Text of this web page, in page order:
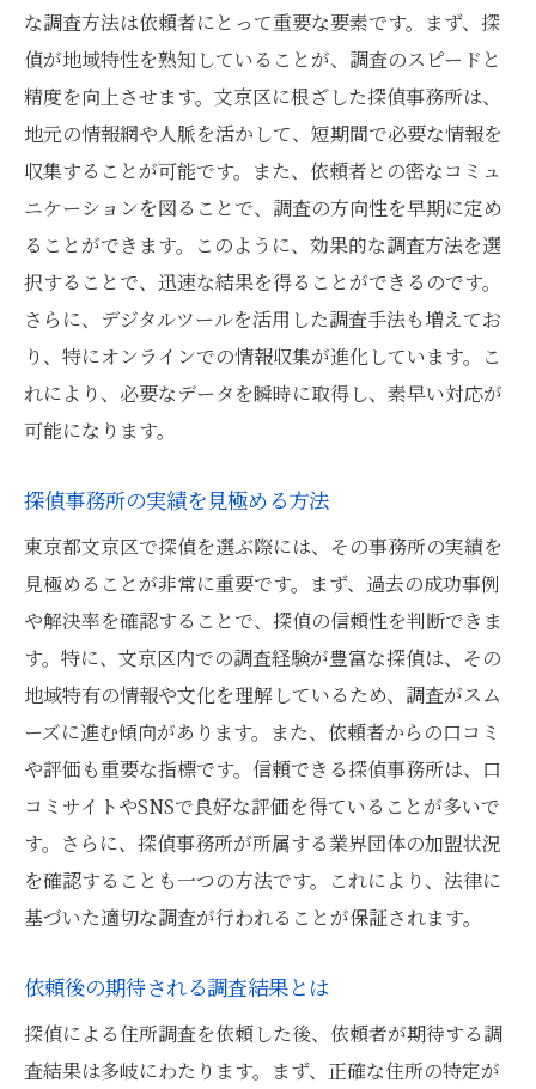
な調査方法は依頼者にとって重要な要素です。まず、探
偵が地域特性を熟知していることが、調査のスピードと
精度を向上させます。文京区に根ざした探偵事務所は、
地元の情報網や人脈を活かして、短期間で必要な情報を
収集することが可能です。また、依頼者との密なコミュ
ニケーションを図ることで、調査の方向性を早期に定め
ることができます。このように、効果的な調査方法を選
択することで、迅速な結果を得ることができるのです。
さらに、デジタルツールを活用した調査手法も増えてお
り、特にオンラインでの情報収集が進化しています。こ
れにより、必要なデータを瞬時に取得し、素早い対応が
可能になります。
探偵事務所の実績を見極める方法
東京都文京区で探偵を選ぶ際には、その事務所の実績を
見極めることが非常に重要です。まず、過去の成功事例
や解決率を確認することで、探偵の信頼性を判断できま
す。特に、文京区内での調査経験が豊富な探偵は、その
地域特有の情報や文化を理解しているため、調査がスム
ーズに進む傾向があります。また、依頼者からの口コミ
や評価も重要な指標です。信頼できる探偵事務所は、口
コミサイトやSNSで良好な評価を得ていることが多いで
す。さらに、探偵事務所が所属する業界団体の加盟状況
を確認することも一つの方法です。これにより、法律に
基づいた適切な調査が行われることが保証されます。
依頼後の期待される調査結果とは
探偵による住所調査を依頼した後、依頼者が期待する調
査結果は多岐にわたります。まず、正確な住所の特定が